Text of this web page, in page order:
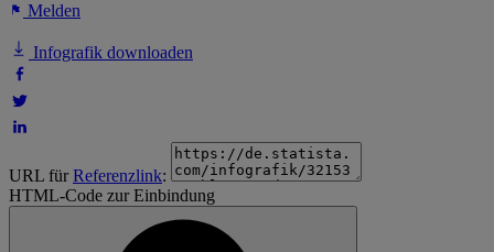
Melden
Infografik downloaden
URL fürReferenzlink:
HTML-Code zur Einbindung